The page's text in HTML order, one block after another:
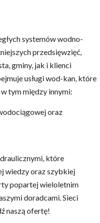
systemów wodno-
przedsięwzięć,
gminy, jak i klienci
usługi wod-kan, które
tym między innymi:
oraz
które
wiedzy oraz szybkiej
popartej wieloletnim
doradcami. Sieci
naszą ofertę!